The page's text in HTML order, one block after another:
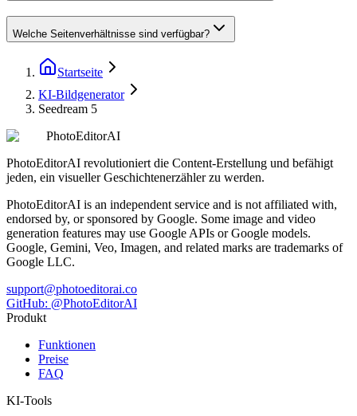
Welche Seitenverhältnisse sind verfügbar?
Startseite
KI-Bildgenerator
Seedream 5
PhotoEditorAI
PhotoEditorAI revolutioniert die Content-Erstellung und befähigt
jeden, ein visueller Geschichtenerzähler zu werden.
PhotoEditorAI is an independent service and is not affiliated with,
endorsed by, or sponsored by Google. Some image and video
generation features may use Google APIs or Google models.
Google, Gemini, Veo, Imagen, and related marks are trademarks of
Google LLC.
support@photoeditorai.co
GitHub: @PhotoEditorAI
Produkt
Funktionen
Preise
FAQ
KI-Tools